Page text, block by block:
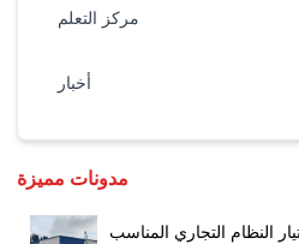
مركز التعلم
أخبار
مدونات مميزة
النظام التجاري المناسب